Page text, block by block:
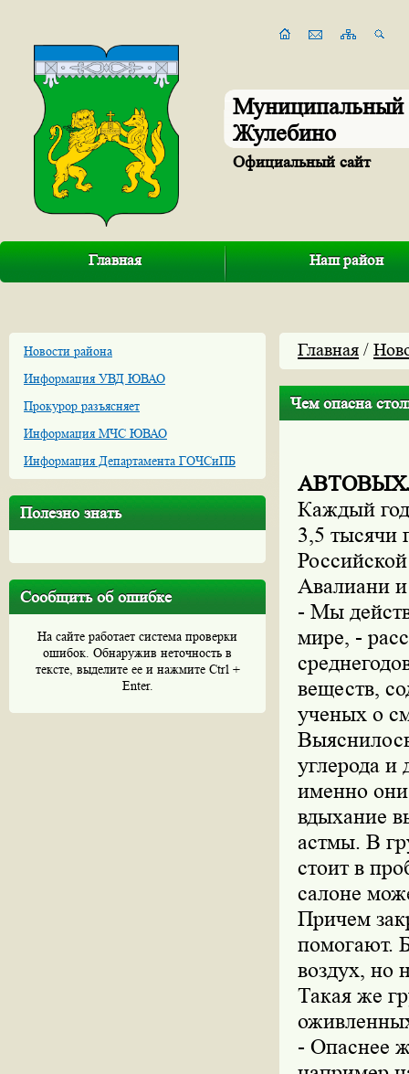
Муниципальный
Жулебино
Официальный сайт
Главная Наш район
Новости района
Информация УВД ЮВАО
Прокурор разъясняет
Информация МЧС ЮВАО
Информация Департамента ГОЧСиПБ
Полезно знать
Сообщить об ошибке
На сайте работает система проверки
ошибок. Обнаружив неточность в
тексте, выделите ее и нажмите Ctrl +
Enter.
Главная /
Чем опасна
Каждый год
3,5 тысячи
Авалиани
- Мы
мире, -
веществ,
ученых о
углерода и
именно они
вдыхание
астмы. В
стоит в
салоне
Причем
помогают.
воздух, но
Такая же
- Опаснее